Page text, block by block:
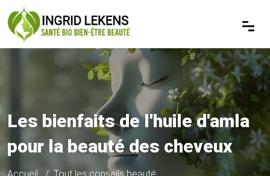
Les bienfaits de l'huile d'amla
pour la beauté des cheveux